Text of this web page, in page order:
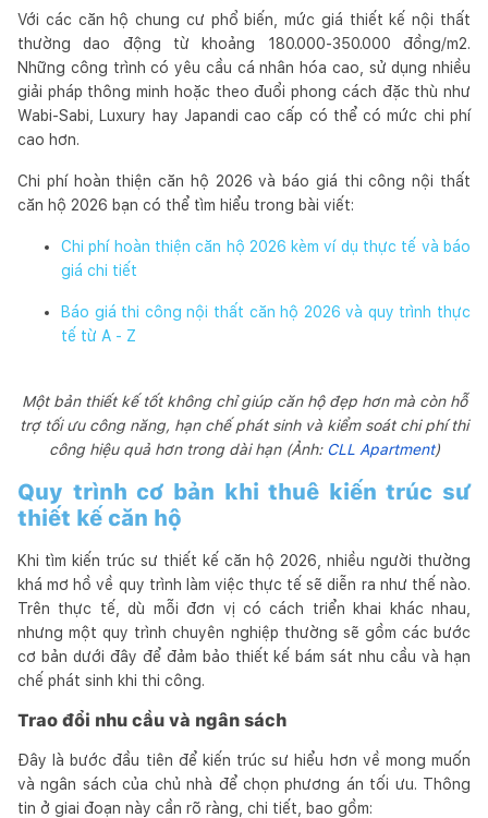
Với các căn hộ chung cư phổ biến, mức giá thiết kế nội thất
thường dao động từ khoảng 180.000-350.000 đồng/m2.
Những công trình có yêu cầu cá nhân hóa cao, sử dụng nhiều
giải pháp thông minh hoặc theo đuổi phong cách đặc thù như
Wabi-Sabi, Luxury hay Japandi cao cấp có thể có mức chi phí
cao hơn.
Chi phí hoàn thiện căn hộ 2026 và báo giá thi công nội thất
căn hộ 2026 bạn có thể tìm hiểu trong bài viết:
Chi phí hoàn thiện căn hộ 2026 kèm ví dụ thực tế và báo
giá chi tiết
Báo giá thi công nội thất căn hộ 2026 và quy trình thực
tế từ A - Z
Một bản thiết kế tốt không chỉ giúp căn hộ đẹp hơn mà còn hỗ
trợ tối ưu công năng, hạn chế phát sinh và kiểm soát chi phí thi
công hiệu quả hơn trong dài hạn (Ảnh: CLL Apartment)
Quy trình cơ bản khi thuê kiến trúc sư
thiết kế căn hộ
Khi tìm kiến trúc sư thiết kế căn hộ 2026, nhiều người thường
khá mơ hồ về quy trình làm việc thực tế sẽ diễn ra như thế nào.
Trên thực tế, dù mỗi đơn vị có cách triển khai khác nhau,
nhưng một quy trình chuyên nghiệp thường sẽ gồm các bước
cơ bản dưới đây để đảm bảo thiết kế bám sát nhu cầu và hạn
chế phát sinh khi thi công.
Trao đổi nhu cầu và ngân sách
Đây là bước đầu tiên để kiến trúc sư hiểu hơn về mong muốn
và ngân sách của chủ nhà để chọn phương án tối ưu. Thông
tin ở giai đoạn này cần rõ ràng, chi tiết, bao gồm: